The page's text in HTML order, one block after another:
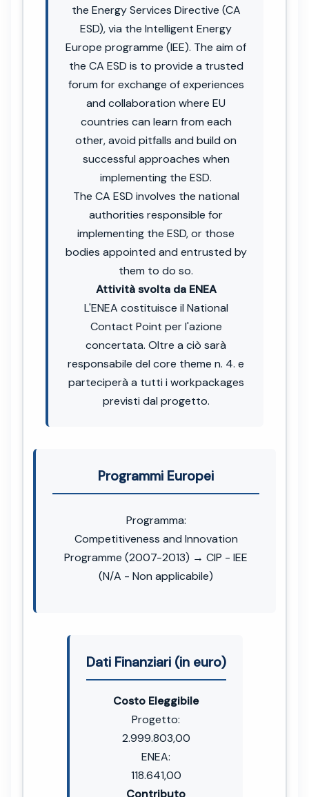
the Energy Services Directive (CA
ESD), via the Intelligent Energy
Europe programme (IEE). The aim of
the CA ESD is to provide a trusted
forum for exchange of experiences
and collaboration where EU
countries can learn from each
other, avoid pitfalls and build on
successful approaches when
implementing the ESD.
The CA ESD involves the national
authorities responsible for
implementing the ESD, or those
bodies appointed and entrusted by
them to do so.
Attività svolta da ENEA
L'ENEA costituisce il National
Contact Point per l'azione
concertata. Oltre a ciò sarà
responsabile del core theme n. 4. e
parteciperà a tutti i workpackages
previsti dal progetto.
Programmi Europei
Programma:
Competitiveness and Innovation
Programme (2007-2013) → CIP - IEE
(N/A - Non applicabile)
Dati Finanziari (in euro)
Costo Eleggibile
Progetto:
2.999.803,00
ENEA:
118.641,00
Contributo